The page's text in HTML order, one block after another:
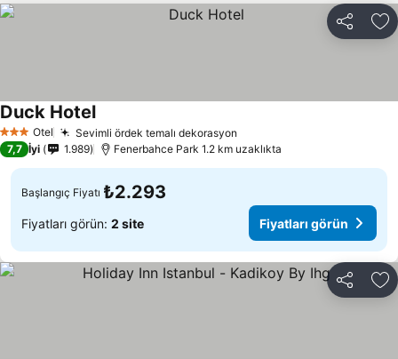
Paylaş
3 YıldızOtel Sevimli ördek temalı dekorasyon
Duck Hotel
7,7 İyi 1.989 Fenerbahce Park 1.2 km uzaklıkta
Başlangıç Fiyatı ₺2.293
Fiyatları görün: 2 site Fiyatları görün
Paylaş